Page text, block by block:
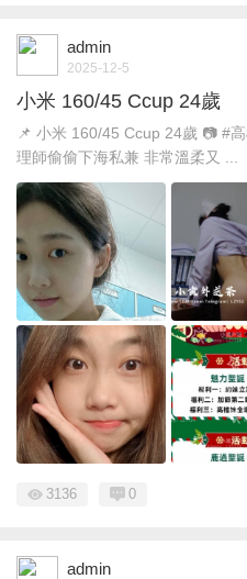
admin
2025-12-5
小米 160/45 Ccup 24歲
📌 小米 160/45 Ccup 24歲 📷 #
理師偷偷下海私兼 非常溫柔又 ...
3136 0
admin